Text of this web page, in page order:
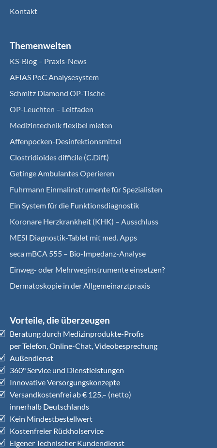
Kontakt
Themenwelten
KS-Blog – Praxis-News
AFIAS PoC Analysesystem
Schmitz Diamond OP-Tische
OP-Leuchten – Leitfaden
Medizintechnik flexibel mieten
Affenpocken-Desinfektionsmittel
Clostridioides difficile (C.Diff.)
Getinge Ambulantes Operieren
Fuhrmann Einmalinstrumente für Spezialisten
Ein System für die Funktionsdiagnostik
Koro­nare Herz­krank­heit (KHK) – Ausschluss
MESI Diagnostik-Tablet mit med. Apps
seca mBCA 555 – Bio-Impedanz-Analyse
Einweg- oder Mehrweginstrumente einsetzen?
Dermatoskopie in der Allgemeinarztpraxis
Vorteile, die überzeugen
Beratung durch Medizinprodukte-Profis
per Telefon, Online-Chat, Videobesprechung
Außendienst
360° Service und Dienstleistungen
Innovative Versorgungskonzepte
Versandkostenfrei ab € 125,– (netto)
innerhalb Deutschlands
Kein Mindestbestellwert
Kostenfreier Rückholservice
Eigener Technischer Kundendienst